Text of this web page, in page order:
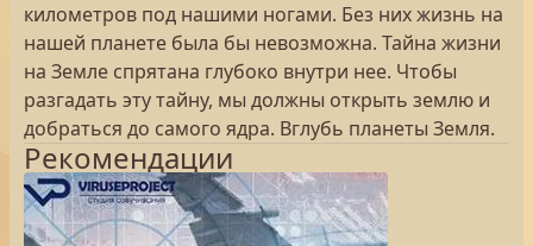
километров под нашими ногами. Без них жизнь на
нашей планете была бы невозможна. Тайна жизни
на Земле спрятана глубоко внутри нее. Чтобы
разгадать эту тайну, мы должны открыть землю и
добраться до самого ядра. Вглубь планеты Земля.
Рекомендации